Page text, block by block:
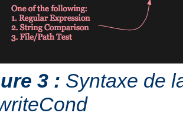
3 : Syntaxe de